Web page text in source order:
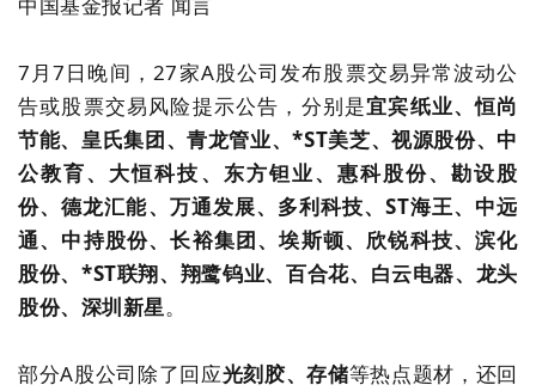
7月7日晚间，27家A股公司发布股票交易异常波动公
告或股票交易风险提示公告，分别是宜宾纸业、恒尚
节能、皇氏集团、青龙管业、*ST美芝、视源股份、中
公教育、大恒科技、东方钽业、惠科股份、勘设股
份、德龙汇能、万通发展、多利科技、ST海王、中远
通、中持股份、长裕集团、埃斯顿、欣锐科技、滨化
股份、*ST联翔、翔鹭钨业、百合花、白云电器、龙头
股份、深圳新星。
部分A股公司除了回应光刻胶、存储等热点题材，还回